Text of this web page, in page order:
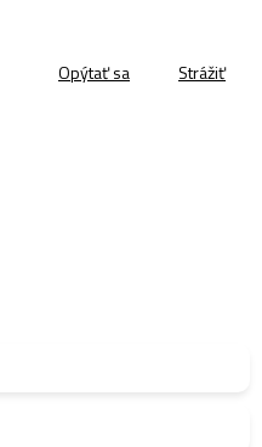
Opýtať sa Strážiť